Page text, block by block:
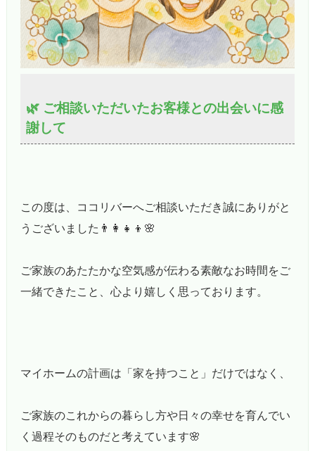
🌿 ご相談いただいたお客様との出会いに感
謝して
この度は、ココリバーへご相談いただき誠にありがと
うございました👨‍👩‍👧‍👦🌸
ご家族のあたたかな空気感が伝わる素敵なお時間をご
一緒できたこと、心より嬉しく思っております。
マイホームの計画は「家を持つこと」だけではなく、
ご家族のこれからの暮らし方や日々の幸せを育んでい
く過程そのものだと考えています🌸